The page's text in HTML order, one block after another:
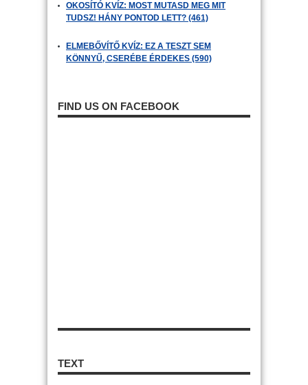
OKOSÍTÓ KVÍZ: MOST MUTASD MEG MIT
TUDSZ! HÁNY PONTOD LETT? (461)
ELMEBŐVÍTŐ KVÍZ: EZ A TESZT SEM
KÖNNYŰ, CSERÉBE ÉRDEKES (590)
FIND US ON FACEBOOK
TEXT